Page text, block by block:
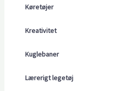
Køretøjer
Kreativitet
Kuglebaner
Lærerigt legetøj